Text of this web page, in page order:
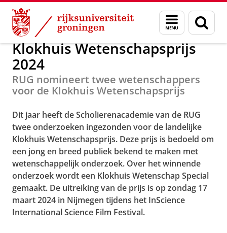
Skip
Content
Skip
Navigation
Menu
en
zoeken
Maatschappij/bedrijven Scholierenacademie
Klokhuis Wetenschapsprijs
2024
RUG nomineert twee wetenschappers
voor de Klokhuis Wetenschapsprijs
Dit jaar heeft de Scholierenacademie van de RUG
twee onderzoeken ingezonden voor de landelijke
Klokhuis Wetenschapsprijs. Deze prijs is bedoeld om
een jong en breed publiek bekend te maken met
wetenschappelijk onderzoek. Over het winnende
onderzoek wordt een Klokhuis Wetenschap Special
gemaakt. De uitreiking van de prijs is op zondag 17
maart 2024 in Nijmegen tijdens het InScience
International Science Film Festival.